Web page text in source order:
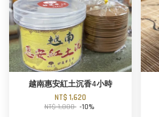
越南惠安紅土沉香4小時
NT$ 1,620
NT$ 1,800 -10%